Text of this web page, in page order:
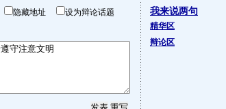
隐藏地址 设为辩论话题 我来说两句
精华区
辩论区